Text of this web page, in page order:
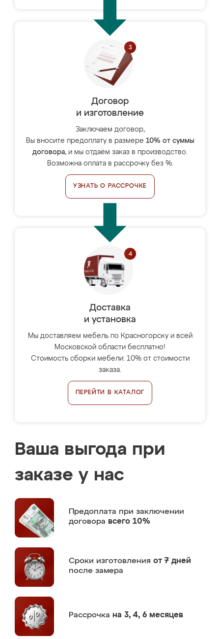
Договор
и изготовление
Заключаем договор,
Вы вносите предоплату в размере 10% от суммы
договора, и мы отдаём заказ в производство.
Возможна оплата в рассрочку без %.
УЗНАТЬ О РАССРОЧКЕ
Доставка
и установка
Мы доставляем мебель по Красногорску и всей
Московской области бесплатно!
Стоимость сборки мебели: 10% от стоимости
заказа.
ПЕРЕЙТИ В КАТАЛОГ
Ваша выгода при
заказе у нас
Предоплата при заключении
договора всего 10%
Сроки изготовления от 7 дней
после замера
Рассрочка на 3, 4, 6 месяцев